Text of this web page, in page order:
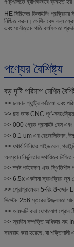
পণ্যগুলিতে ব্যাপকভাবে ব্যবহৃত
HE সিরিজের ডিজাইনিং প্রক্রিয়ায়
নিশ্চিত করুন। মেশিন বেস বন্ধ
এবং সর্বোত্তম গতি কর্মক্ষমতা
পণ্যের বৈশিষ্ট্য
বড় দৃষ্টি পরিমাপ মেশিন
>> চলমান গ্যান্ট্রি কাঠামো এবং
>> চার অক্ষ CNC পূর্ণ-স্বয়ংক্রিয়
>> 000 গ্রেড গ্রানাইট বেস এবং
>> 0.1 um এর রেজোলিউশন, উচ্চ
>> যথার্থ লিনিয়ার গাইড রেল,
অবস্থান নির্ভুলতার স্থায়িত্ব
>> স্পষ্ট পর্যবেক্ষণ এবং
>> 6.5x একটানা স্বয়ংক্রিয় জুম
>> প্রোগ্রামেবল 5-রিং 8-জোন
সিস্টেম 256 স্তরের উজ্জ্বলতা
>> আমদানি করা যোগাযোগ প্রোব
>> স্বাধীন সম্পত্তি অধিকার সহ
সরবরাহ করা হয়েছে, যা